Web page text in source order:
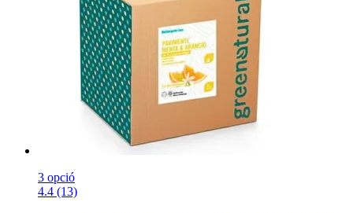
3 opció
4.4 (13)